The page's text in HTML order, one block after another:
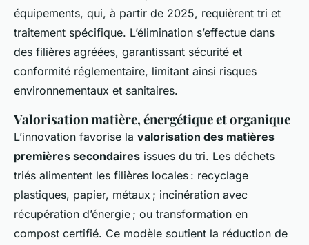
équipements, qui, à partir de 2025, requièrent tri et
traitement spécifique. L’élimination s’effectue dans
des filières agréées, garantissant sécurité et
conformité réglementaire, limitant ainsi risques
environnementaux et sanitaires.
Valorisation matière, énergétique et organique
L’innovation favorise la valorisation des matières
premières secondaires issues du tri. Les déchets
triés alimentent les filières locales : recyclage
plastiques, papier, métaux ; incinération avec
récupération d’énergie ; ou transformation en
compost certifié. Ce modèle soutient la réduction de